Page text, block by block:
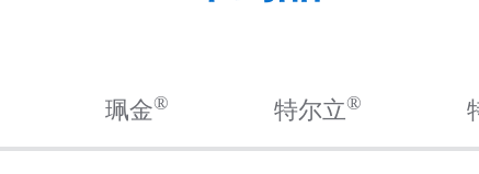
珮金® 特尔立®